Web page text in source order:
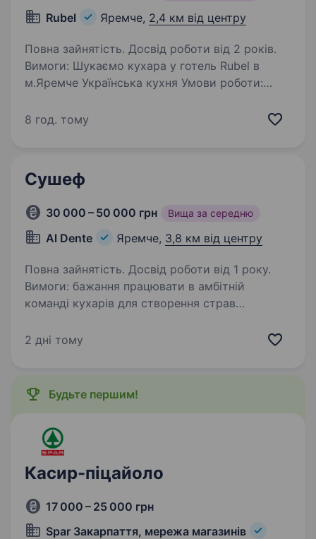
Rubel Яремче, 2,4 км від центру
Повна зайнятість. Досвід роботи від 2 років.
Вимоги: Шукаємо кухара у готель Rubel в
м.Яремче Українська кухня Умови роботи:
Харчування та проживання надає
8 год. тому
Сушеф
30 000 – 50 000 грн Вища за середню
Al Dente Яремче, 3,8 км від центру
Повна зайнятість. Досвід роботи від 1 року.
Вимоги: бажання працювати в амбітній
команді кухарів для створення страв
повний день Обов’язки: робота на кухні
2 дні тому
Будьте першим!
Касир-піцайоло
17 000 – 25 000 грн
Spar Закарпаття, мережа магазинів